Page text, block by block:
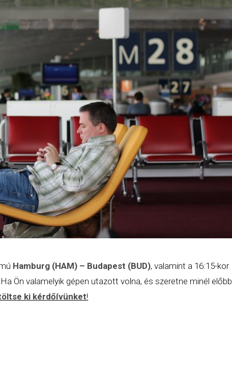
Hamburg (HAM) – Budapest (BUD), valamint a 16:15-kor
Ön valamelyik gépen utazott volna, és szeretne minél előbb
ki kérdőívünket!